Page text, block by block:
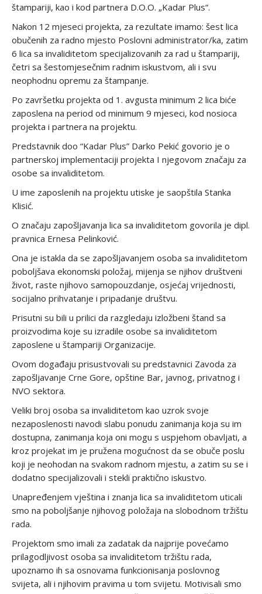
štampariji, kao i kod partnera D.O.O. „Kadar Plus“.
Nakon 12 mjeseci projekta, za rezultate imamo: šest lica
obučenih za radno mjesto Poslovni administrator/ka, zatim
6 lica sa invaliditetom specijalizovanih za rad u štampariji,
četri sa šestomjesečnim radnim iskustvom, ali i svu
neophodnu opremu za štampanje.
Po završetku projekta od 1. avgusta minimum 2 lica biće
zaposlena na period od minimum 9 mjeseci, kod nosioca
projekta i partnera na projektu.
Predstavnik doo “Kadar Plus” Darko Pekić govorio je o
partnerskoj implementaciji projekta I njegovom značaju za
osobe sa invaliditetom.
U ime zaposlenih na projektu utiske je saopštila Stanka
Klisić.
O značaju zapošljavanja lica sa invaliditetom govorila je dipl.
pravnica Ernesa Pelinković.
Ona je istakla da se zapošljavanjem osoba sa invaliditetom
poboljšava ekonomski položaj, mijenja se njihov društveni
život, raste njihovo samopouzdanje, osjećaj vrijednosti,
socijalno prihvatanje i pripadanje društvu.
Prisutni su bili u prilici da razgledaju izložbeni štand sa
proizvodima koje su izradile osobe sa invaliditetom
zaposlene u štampariji Organizacije.
Ovom događaju prisustvovali su predstavnici Zavoda za
zapošljavanje Crne Gore, opštine Bar, javnog, privatnog i
NVO sektora.
Veliki broj osoba sa invaliditetom kao uzrok svoje
nezaposlenosti navodi slabu ponudu zanimanja koja su im
dostupna, zanimanja koja oni mogu s uspjehom obavljati, a
kroz projekat im je pružena mogućnost da se obuče poslu
koji je neohodan na svakom radnom mjestu, a zatim su se i
dodatno specijalizovali i stekli praktično iskustvo.
Unapređenjem vještina i znanja lica sa invaliditetom uticali
smo na poboljšanje njihovog položaja na slobodnom tržištu
rada.
Projektom smo imali za zadatak da najprije povećamo
prilagodljivost osoba sa invaliditetom tržištu rada,
upoznamo ih sa osnovama funkcionisanja poslovnog
svijeta, ali i njihovim pravima u tom svijetu. Motivisali smo